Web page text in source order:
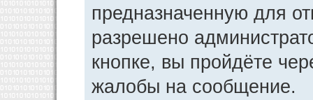
предназначенную для
разрешено
кнопке, вы пройдёте
жалобы на сообщение.